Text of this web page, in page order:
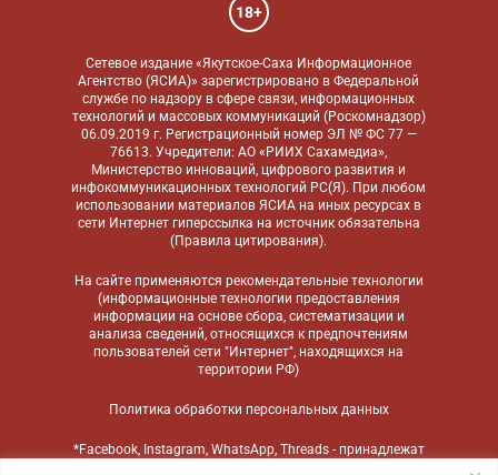
18+
Сетевое издание «Якутское-Саха Информационное
Агентство (ЯСИА)» зарегистрировано в Федеральной
службе по надзору в сфере связи, информационных
технологий и массовых коммуникаций (Роскомнадзор)
06.09.2019 г. Регистрационный номер ЭЛ № ФС 77 —
76613. Учредители: АО «РИИХ Сахамедиа»,
Министерство инноваций, цифрового развития и
инфокоммуникационных технологий РС(Я). При любом
использовании материалов ЯСИА на иных ресурсах в
сети Интернет гиперссылка на источник обязательна
(Правила цитирования).
На сайте применяются рекомендательные технологии
(информационные технологии предоставления
информации на основе сбора, систематизации и
анализа сведений, относящихся к предпочтениям
пользователей сети "Интернет", находящихся на
территории РФ)
Политика обработки персональных данных
*Facebook, Instagram, WhatsApp, Threads - принадлежат